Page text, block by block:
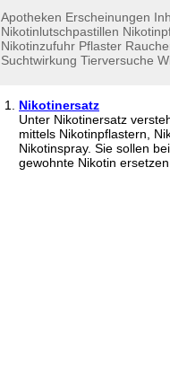
Apotheken Erscheinungen
Nikotinlutschpastillen
Nikotinzufuhr Pflaster
Suchtwirkung Tierversuche
Nikotinersatz
Unter Nikotinersatz
mittels Nikotinpflastern,
Nikotinspray. Sie sollen
gewohnte Nikotin ersetzen